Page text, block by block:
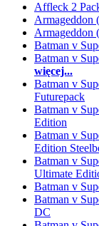
Affleck 2
Armageddon
Armageddon
Batman v
Batman v
więcej...
Batman v
Futurepack
Batman v
Edition
Batman v
Edition
Batman v
Ultimate
Batman v
Batman v
DC